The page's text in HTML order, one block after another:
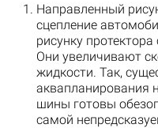
Направленный
сцепление
рисунку
Они увеличивают
жидкости. Так,
аквапланирования
шины готовы
самой